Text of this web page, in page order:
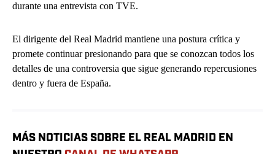
durante una entrevista con TVE.
El dirigente del Real Madrid mantiene una postura crítica y
promete continuar presionando para que se conozcan todos los
detalles de una controversia que sigue generando repercusiones
dentro y fuera de España.
MÁS NOTICIAS SOBRE EL REAL MADRID EN